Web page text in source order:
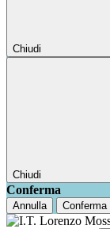
Chiudi
Chiudi
Conferma
Annulla Conferma